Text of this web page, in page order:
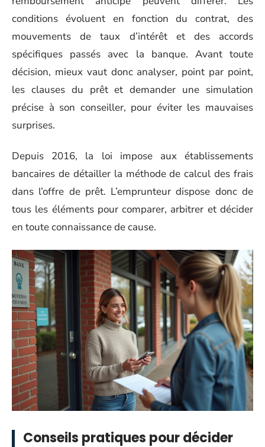
conditions évoluent en fonction du contrat, des
mouvements de taux d’intérêt et des accords
spécifiques passés avec la banque. Avant toute
décision, mieux vaut donc analyser, point par point,
les clauses du prêt et demander une simulation
précise à son conseiller, pour éviter les mauvaises
surprises.
Depuis 2016, la loi impose aux établissements
bancaires de détailler la méthode de calcul des frais
dans l’offre de prêt. L’emprunteur dispose donc de
tous les éléments pour comparer, arbitrer et décider
en toute connaissance de cause.
Conseils pratiques pour décider